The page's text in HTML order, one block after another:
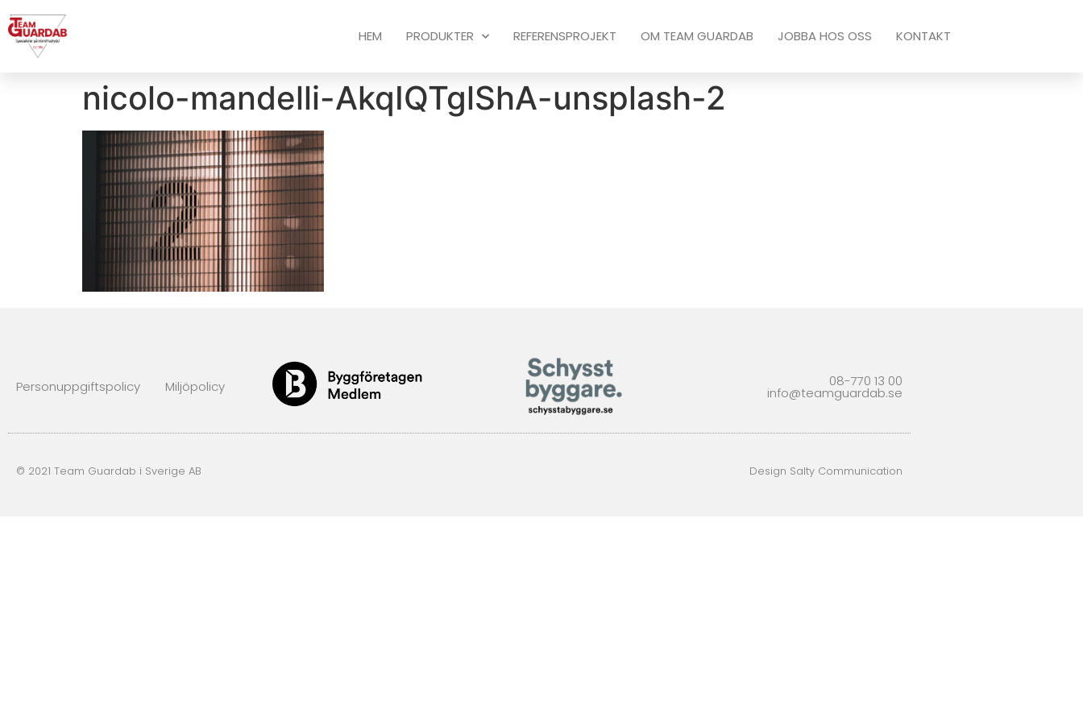
HEM PRODUKTER REFERENSPROJEKT OM TEAM GUARDAB JOBBA HOS OSS KONTAKT
nicolo-mandelli-AkqIQTglShA-unsplash-2
Personuppgiftspolicy Miljöpolicy 08-770 13 00
info@teamguardab.se
© 2021 Team Guardab i Sverige AB Design Salty Communication